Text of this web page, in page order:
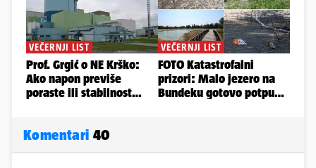
Komentari 40